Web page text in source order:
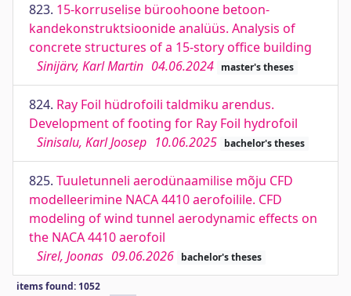
823. 15-korruselise büroohoone betoon-
kandekonstruktsioonide analüüs. Analysis of
concrete structures of a 15-story office building
Sinijärv, Karl Martin 04.06.2024 master's theses
824. Ray Foil hüdrofoili taldmiku arendus.
Development of footing for Ray Foil hydrofoil
Sinisalu, Karl Joosep 10.06.2025 bachelor's theses
825. Tuuletunneli aerodünaamilise mõju CFD
modelleerimine NACA 4410 aerofoilile. CFD
modeling of wind tunnel aerodynamic effects on
the NACA 4410 aerofoil
Sirel, Joonas 09.06.2026 bachelor's theses
items found: 1052